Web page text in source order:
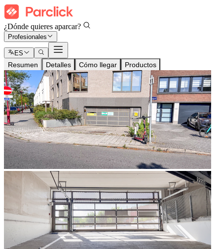
¿Dónde quieres aparcar?
Profesionales
ES
Resumen Detalles Cómo llegar Productos